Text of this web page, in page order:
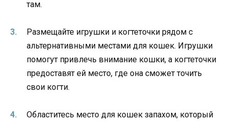
там.
Размещайте игрушки и когтеточки рядом с
альтернативными местами для кошек. Игрушки
помогут привлечь внимание кошки, а когтеточки
предоставят ей место, где она сможет точить
свои когти.
Областитесь место для кошек запахом, который